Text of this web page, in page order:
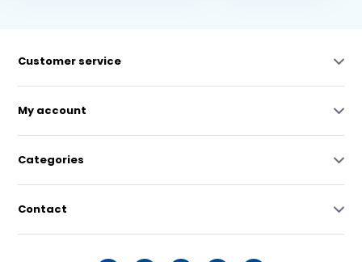
Customer service
My account
Categories
Contact